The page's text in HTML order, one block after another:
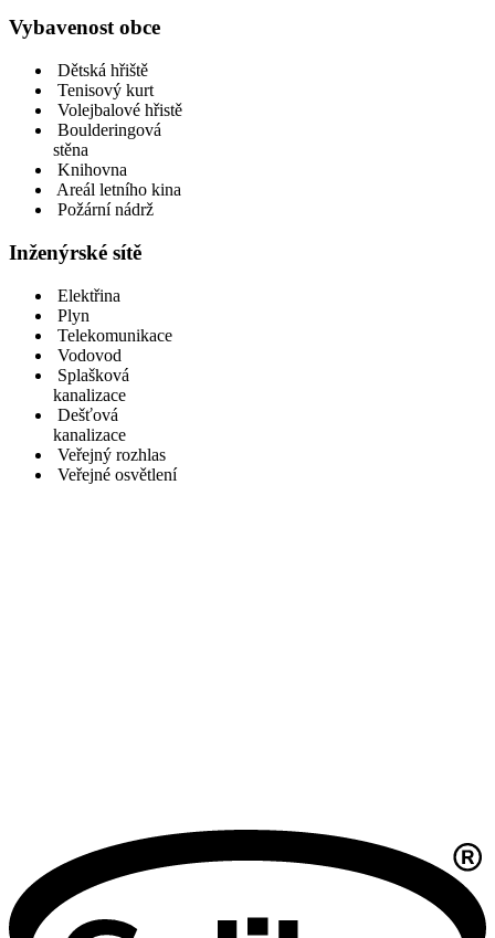
Vybavenost obce
Dětská hřiště
Tenisový kurt
Volejbalové hřistě
Boulderingová
stěna
Knihovna
Areál letního kina
Požární nádrž
Inženýrské sítě
Elektřina
Plyn
Telekomunikace
Vodovod
Splašková
kanalizace
Dešťová
kanalizace
Veřejný rozhlas
Veřejné osvětlení